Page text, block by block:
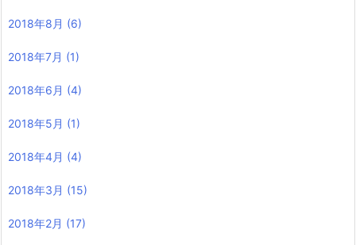
2018年8月 (6)
2018年7月 (1)
2018年6月 (4)
2018年5月 (1)
2018年4月 (4)
2018年3月 (15)
2018年2月 (17)